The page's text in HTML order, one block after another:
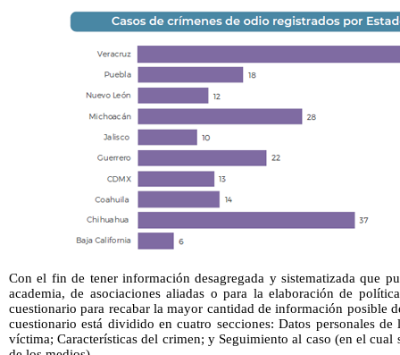
Con el fin de tener información desagregada y sistematizada que
academia, de asociaciones aliadas o para la elaboración de
cuestionario para recabar la mayor cantidad de información posible
cuestionario está dividido en cuatro secciones: Datos personales
víctima; Características del crimen; y Seguimiento al caso (en el